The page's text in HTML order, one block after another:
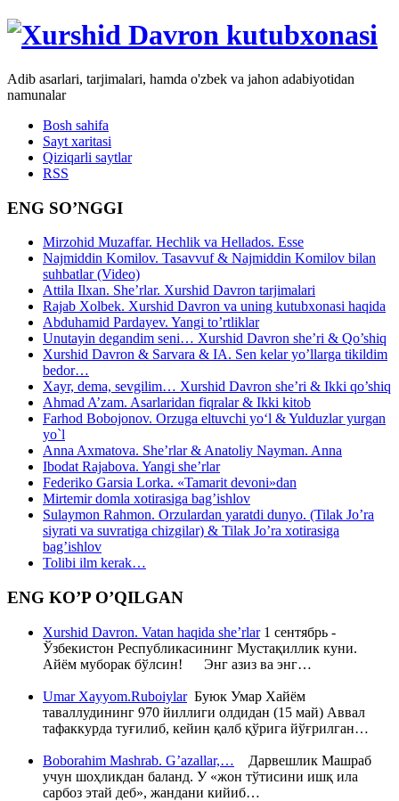
Adib asarlari, tarjimalari, hamda o'zbek va jahon adabiyotidan
namunalar
Bosh sahifa
Sayt xaritasi
Qiziqarli saytlar
RSS
ENG SO’NGGI
Mirzohid Muzaffar. Hechlik va Hellados. Esse
Najmiddin Komilov. Tasavvuf & Najmiddin Komilov bilan
suhbatlar (Video)
Attila Ilxan. She’rlar. Xurshid Davron tarjimalari
Rajab Xolbek. Xurshid Davron va uning kutubxonasi haqida
Abduhamid Pardayev. Yangi to’rtliklar
Unutayin degandim seni… Xurshid Davron she’ri & Qo’shiq
Xurshid Davron & Sarvara & IA. Sen kelar yo’llarga tikildim
bedor…
Xayr, dema, sevgilim… Xurshid Davron she’ri & Ikki qo’shiq
Ahmad A’zam. Asarlaridan fiqralar & Ikki kitob
Farhod Bobojonov. Orzuga eltuvchi yo‘l & Yulduzlar yurgan
yo`l
Anna Axmatova. She’rlar & Anatoliy Nayman. Anna
Ibodat Rajabova. Yangi she’rlar
Federiko Garsia Lorka. «Tamarit devoni»dan
Mirtemir domla xotirasiga bag’ishlov
Sulaymon Rahmon. Orzulardan yaratdi dunyo. (Tilak Jo’ra
siyrati va suvratiga chizgilar) & Tilak Jo’ra xotirasiga
bag’ishlov
Tolibi ilm kerak…
ENG KO’P O’QILGAN
Xurshid Davron. Vatan haqida she’rlar1 сентябрь -
Ўзбекистон Республикасининг Мустақиллик куни.
Айём муборак бўлсин! Энг азиз ва энг…
Umar Xayyom.RuboiylarБуюк Умар Хайём
таваллудининг 970 йиллиги олдидан (15 май) Аввал
тафаккурда туғилиб, кейин қалб қўрига йўғрилган…
Boborahim Mashrab. G’azallar,… Дарвешлик Машраб
учун шоҳликдан баланд. У «жон тўтисини ишқ ила
сарбоз этай деб», жандани кийиб…